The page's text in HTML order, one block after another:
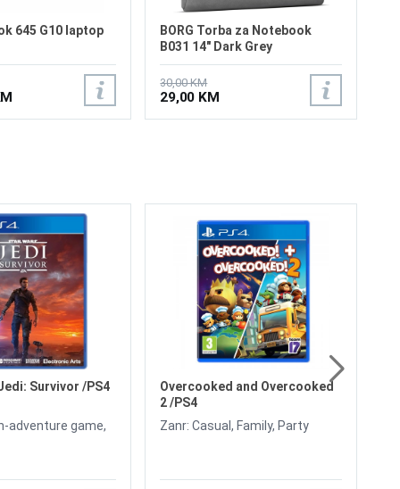
645 G10 laptop
BORG Torba za Notebook
B031 14" Dark Grey
30,00 KM
29,00 KM
Survivor /PS4
adventure game,
Overcooked and Overcooked
2 /PS4
Zanr: Casual, Family, Party